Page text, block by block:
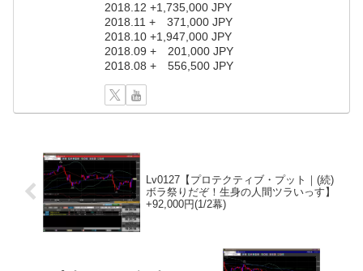
2018.12 +1,735,000 JPY
2018.11 + 371,000 JPY
2018.10 +1,947,000 JPY
2018.09 + 201,000 JPY
2018.08 + 556,500 JPY
Lv0127【プロテクティブ・プット｜(続)
ボラ祭りだぞ！生身の人間ツラいっす】
+92,000円(1/2幕)